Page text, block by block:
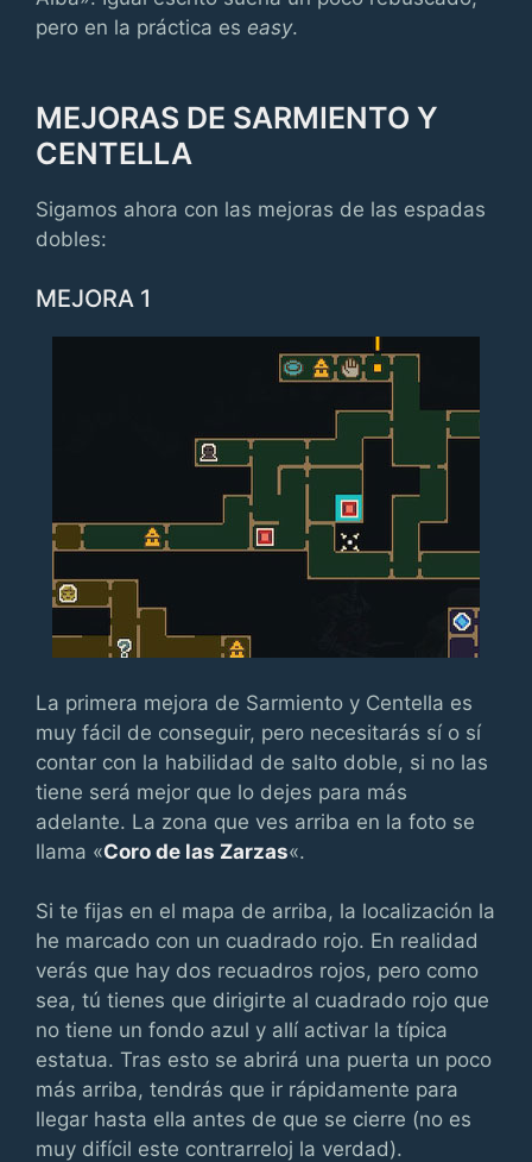
pero en la práctica es easy.
MEJORAS DE SARMIENTO Y
CENTELLA
Sigamos ahora con las mejoras de las espadas
dobles:
MEJORA 1
La primera mejora de Sarmiento y Centella es
muy fácil de conseguir, pero necesitarás sí o sí
contar con la habilidad de salto doble, si no las
tiene será mejor que lo dejes para más
adelante. La zona que ves arriba en la foto se
llama «Coro de las Zarzas«.
Si te fijas en el mapa de arriba, la localización la
he marcado con un cuadrado rojo. En realidad
verás que hay dos recuadros rojos, pero como
sea, tú tienes que dirigirte al cuadrado rojo que
no tiene un fondo azul y allí activar la típica
estatua. Tras esto se abrirá una puerta un poco
más arriba, tendrás que ir rápidamente para
llegar hasta ella antes de que se cierre (no es
muy difícil este contrarreloj la verdad).